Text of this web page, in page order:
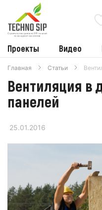
Проекты Видео
Главная Статьи
Вентиляция в
панелей
25.01.2016